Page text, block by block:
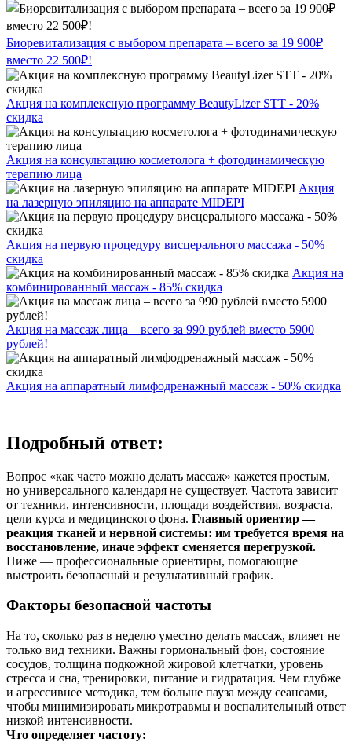
Биоревитализация с выбором препарата – всего за 19 900₽
вместо 22 500₽!
Акция на комплексную программу BeautyLizer STT - 20%
скидка
Акция на консультацию косметолога + фотодинамическую
терапию лица
Акция
на лазерную эпиляцию на аппарате MIDEPI
Акция на первую процедуру висцерального массажа - 50%
скидка
Акция на
комбинированный массаж - 85% скидка
Акция на массаж лица – всего за 990 рублей вместо 5900
рублей!
Акция на аппаратный лимфодренажный массаж - 50% скидка
Подробный ответ:
Вопрос «как часто можно делать массаж» кажется простым,
но универсального календаря не существует. Частота зависит
от техники, интенсивности, площади воздействия, возраста,
цели курса и медицинского фона. Главный ориентир —
реакция тканей и нервной системы: им требуется время на
восстановление, иначе эффект сменяется перегрузкой.
Ниже — профессиональные ориентиры, помогающие
выстроить безопасный и результативный график.
Факторы безопасной частоты
На то, сколько раз в неделю уместно делать массаж, влияет не
только вид техники. Важны гормональный фон, состояние
сосудов, толщина подкожной жировой клетчатки, уровень
стресса и сна, тренировки, питание и гидратация. Чем глубже
и агрессивнее методика, тем больше пауза между сеансами,
чтобы минимизировать микротравмы и воспалительный ответ
низкой интенсивности.
Что определяет частоту: